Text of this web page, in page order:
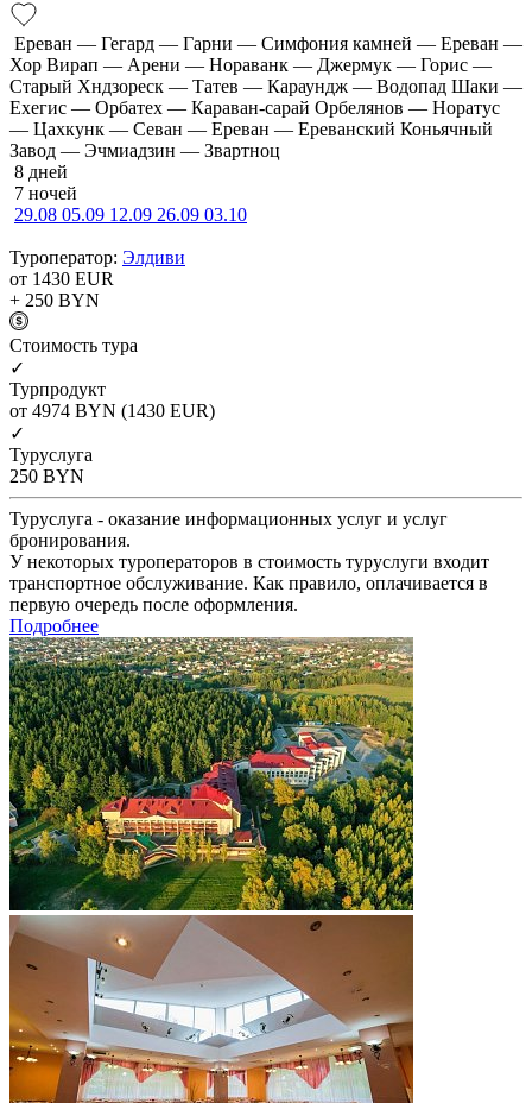
Ереван — Гегард — Гарни — Симфония камней — Ереван —
Хор Вирап — Арени — Нораванк — Джермук — Горис —
Старый Хндзореск — Татев — Караундж — Водопад Шаки —
Ехегис — Орбатех — Караван-сарай Орбелянов — Норатус
— Цахкунк — Севан — Ереван — Ереванский Коньячный
Завод — Эчмиадзин — Звартноц
8 дней
7 ночей
29.08 05.09 12.09 26.09 03.10
Туроператор: Элдиви
от 1430 EUR
+ 250 BYN
Cтоимость тура
✓
Турпродукт
от 4974 BYN (1430 EUR)
✓
Туруслуга
250 BYN
Туруслуга - оказание информационных услуг и услуг
бронирования.
У некоторых туроператоров в стоимость туруслуги входит
транспортное обслуживание. Как правило, оплачивается в
первую очередь после оформления.
Подробнее